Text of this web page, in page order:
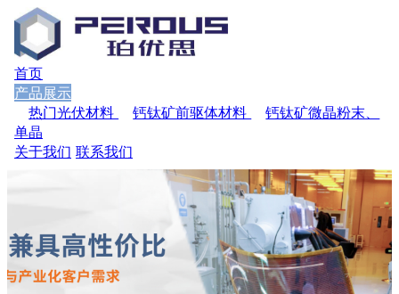
首页
产品展示
热门光伏材料
钙钛矿前驱体材料
钙钛矿微晶粉末、
单晶
关于我们 联系我们